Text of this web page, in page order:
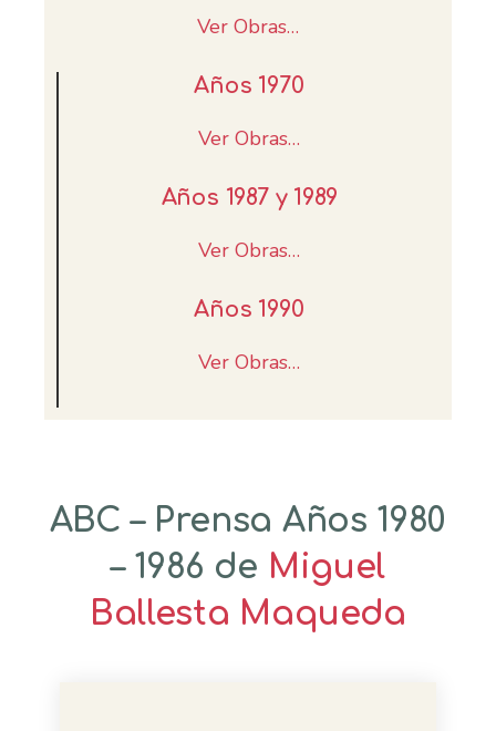
Ver Obras…
Años 1970
Ver Obras…
Años 1987 y 1989
Ver Obras…
Años 1990
Ver Obras…
ABC – Prensa Años 1980
– 1986 de Miguel
Ballesta Maqueda